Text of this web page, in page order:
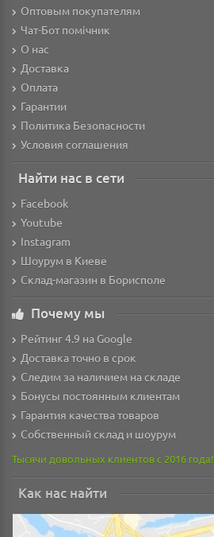
Оптовым покупателям
Чат-Бот помічник
О нас
Доставка
Оплата
Гарантии
Политика Безопасности
Условия соглашения
Найти нас в сети
Facebook
Youtube
Instagram
Шоурум в Киеве
Склад-магазин в Борисполе
Почему мы
Рейтинг 4.9 на Google
Доставка точно в срок
Следим за наличием на складе
Бонусы постоянным клиентам
Гарантия качества товаров
Собственный склад и шоурум
Тысячи довольных клиентов с 2016 года!
Как нас найти